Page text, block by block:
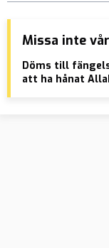
Missa inte
Döms till
att ha hånat